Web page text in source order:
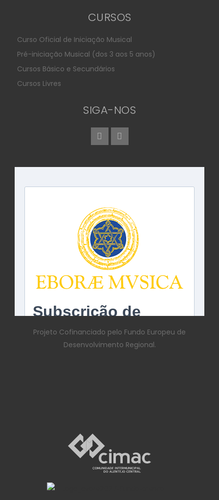
CURSOS
Curso Oficial de Iniciação Musical
Pré-iniciação Musical (dos 3 aos 5 anos)
Cursos Básico e Secundários
Cursos Livres
SIGA-NOS
Projeto Cofinanciado pelo Fundo Europeu de
Desenvolvimento Regional.